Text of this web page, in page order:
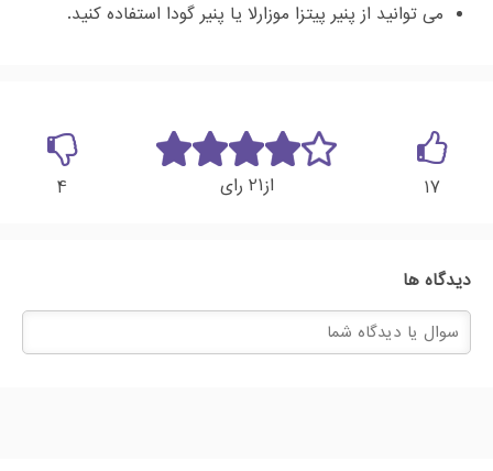
می توانید از پنیر پیتزا موزارلا یا پنیر گودا استفاده کنید.
از21 رای 17
4
دیدگاه ها